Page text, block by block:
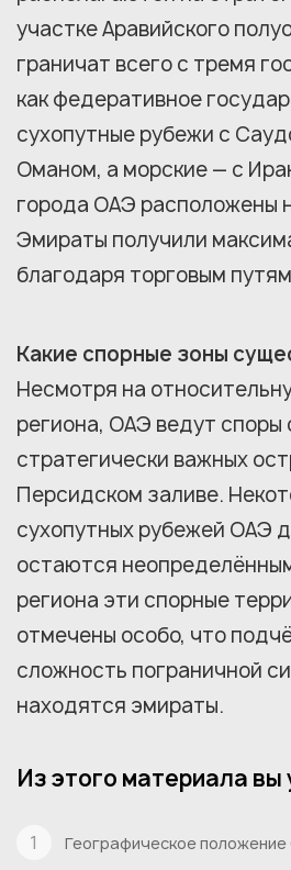
участке Аравийского
граничат всего с тремя
как федеративное
сухопутные рубежи с
Оманом, а морские — с
города ОАЭ расположены
Эмираты получили
благодаря торговым
Какие спорные зоны
Несмотря на
региона, ОАЭ ведут споры
стратегически важных
Персидском заливе.
сухопутных рубежей ОАЭ
остаются
региона эти спорные
отмечены особо, что
сложность пограничной
находятся эмираты.
Из этого материала вы
Географическое